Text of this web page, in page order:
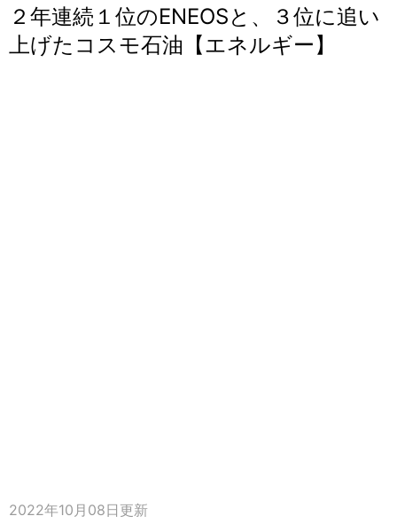
２年連続１位のENEOSと、３位に追い
上げたコスモ石油【エネルギー】
2022年10月08日 更新